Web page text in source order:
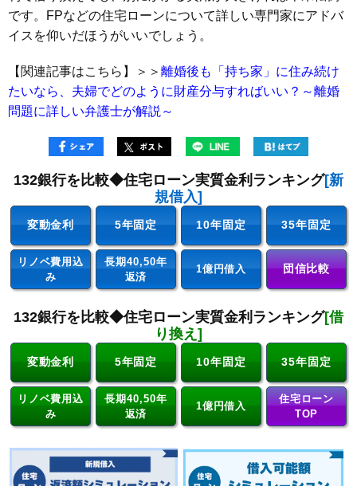
です。FPなどの住宅ローンについて詳しい専門家にアドバ
イスを仰いだほうがいいでしょう。
【関連記事はこちら】＞＞ 離婚後も「持ち家」に住み続け
たいなら、夫婦でどのように財産分与すればいい？～離婚
問題に詳しい弁護士が解説～
132銀行を比較◆住宅ローン実質金利ランキング[新
規借入]
変動金利 5年固定 10年固定 35年固定
リノベ費用込
み
長期40,50年
返済
1億円借入 団信比較
132銀行を比較◆住宅ローン実質金利ランキング[借
り換え]
変動金利 5年固定 10年固定 35年固定
リノベ費用込
み
長期40,50年
返済
1億円借入
住宅ローン
TOP